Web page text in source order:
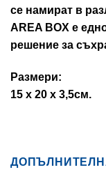
се намират в
AREA BOX е
решение за
Размери:
15 x 20 x 3,5см.